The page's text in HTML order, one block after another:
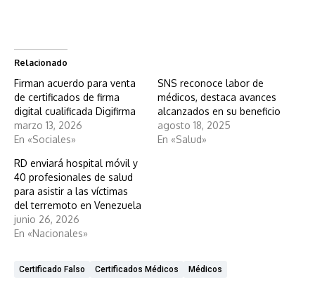
Relacionado
Firman acuerdo para venta
de certificados de firma
digital cualificada Digifirma
marzo 13, 2026
En «Sociales»
SNS reconoce labor de
médicos, destaca avances
alcanzados en su beneficio
agosto 18, 2025
En «Salud»
RD enviará hospital móvil y
40 profesionales de salud
para asistir a las víctimas
del terremoto en Venezuela
junio 26, 2026
En «Nacionales»
Certificado Falso Certificados Médicos Médicos